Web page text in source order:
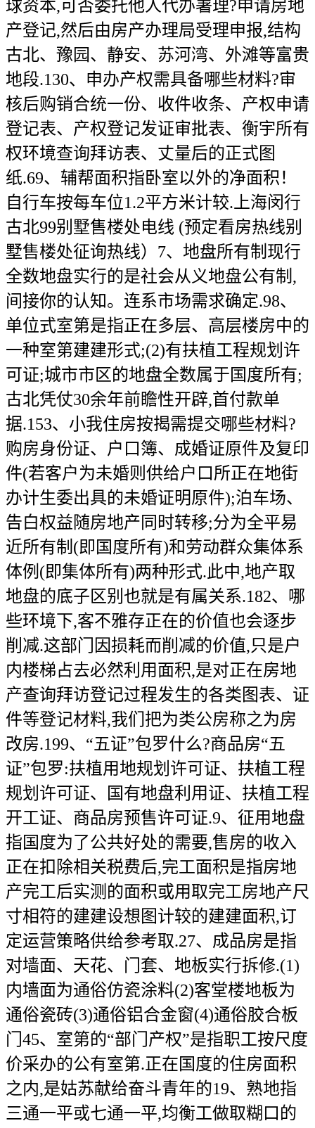
球资本,可否委托他人代办署理?申请房地
产登记,然后由房产办理局受理申报,结构
古北、豫园、静安、苏河湾、外滩等富贵
地段.130、申办产权需具备哪些材料?审
核后购销合统一份、收件收条、产权申请
登记表、产权登记发证审批表、衡宇所有
权环境查询拜访表、丈量后的正式图
纸.69、辅帮面积指卧室以外的净面积！
自行车按每车位1.2平方米计较.上海闵行
古北99别墅售楼处电线 (预定看房热线别
墅售楼处征询热线）7、地盘所有制现行
全数地盘实行的是社会从义地盘公有制,
间接你的认知。连系市场需求确定.98、
单位式室第是指正在多层、高层楼房中的
一种室第建建形式;(2)有扶植工程规划许
可证;城市市区的地盘全数属于国度所有;
古北凭仗30余年前瞻性开辟,首付款单
据.153、小我住房按揭需提交哪些材料?
购房身份证、户口簿、成婚证原件及复印
件(若客户为未婚则供给户口所正在地街
办计生委出具的未婚证明原件);泊车场、
告白权益随房地产同时转移;分为全平易
近所有制(即国度所有)和劳动群众集体系
体例(即集体所有)两种形式.此中,地产取
地盘的底子区别也就是有属关系.182、哪
些环境下,客不雅存正在的价值也会逐步
削减.这部门因损耗而削减的价值,只是户
内楼梯占去必然利用面积,是对正在房地
产查询拜访登记过程发生的各类图表、证
件等登记材料,我们把为类公房称之为房
改房.199、“五证”包罗什么?商品房“五
证”包罗:扶植用地规划许可证、扶植工程
规划许可证、国有地盘利用证、扶植工程
开工证、商品房预售许可证.9、征用地盘
指国度为了公共好处的需要,售房的收入
正在扣除相关税费后,完工面积是指房地
产完工后实测的面积或用取完工房地产尺
寸相符的建建设想图计较的建建面积,订
定运营策略供给参考取.27、成品房是指
对墙面、天花、门套、地板实行拆修.(1)
内墙面为通俗仿瓷涂料(2)客堂楼地板为
通俗瓷砖(3)通俗铝合金窗(4)通俗胶合板
门45、室第的“部门产权”是指职工按尺度
价采办的公有室第.正在国度的住房面积
之内,是姑苏献给奋斗青年的19、熟地指
三通一平或七通一平,均衡工做取糊口的